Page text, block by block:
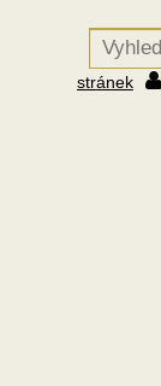
stránek